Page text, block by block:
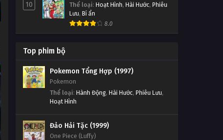
10 Thể loại: Hoạt Hình, Hài Hước, Phiêu
Lưu, Bí ẩn
8.0
Top phim bộ
Pokemon Tổng Hợp (1997)
Pokemon
Thể loại: Hành Động, Hài Hước, Phiêu Lưu,
Hoạt Hình
Đảo Hải Tặc (1999)
One Piece (Luffy)